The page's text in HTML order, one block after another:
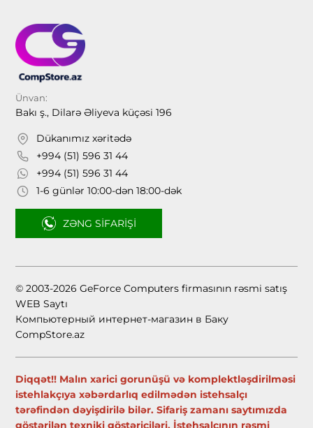
Ünvan:
Bakı ş., Dilarə Əliyeva küçəsi 196
Dükanımız xəritədə
+994 (51) 596 31 44
+994 (51) 596 31 44
1-6 günlər 10:00-dən 18:00-dək
ZƏNG SIFARIŞI
© 2003-2026 GeForce Computers firmasının rəsmi satış
WEB Saytı
Компьютерный интернет-магазин в Баку
CompStore.az
Diqqət!! Malın xarici gorunüşü və komplektləşdirilməsi
istehlakçıya xəbərdarlıq edilmədən istehsalçı
tərəfindən dəyişdirilə bilər. Sifariş zamanı saytımızda
göstərilən texniki göstəriciləri, İstehsalçının rəsmi